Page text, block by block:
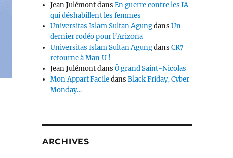
Jean JulémontdansEn guerre contre les IA
qui déshabillent les femmes
Universitas Islam Sultan AgungdansUn
dernier rodéo pour l’Arizona
Universitas Islam Sultan AgungdansCR7
retourne à Man U !
Jean JulémontdansÔ grand Saint-Nicolas
Mon Appart FaciledansBlack Friday, Cyber
Monday…
ARCHIVES